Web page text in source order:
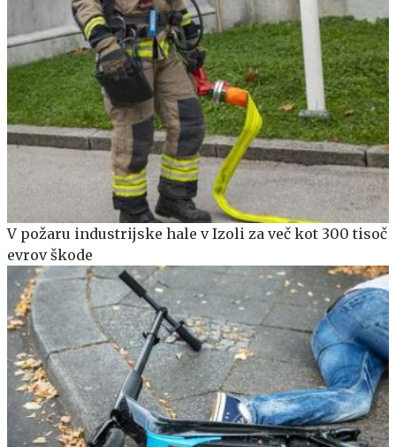
V požaru industrijske hale v Izoli za več kot 300 tisoč
evrov škode